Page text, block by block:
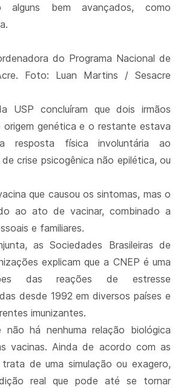
alguns bem avançados, como
do Programa Nacional de
Foto: Luan Martins / Sesacre
USP concluíram que dois irmãos
origem genética e o restante estava
resposta física involuntária ao
crise psicogênica não epilética, ou
que causou os sintomas, mas o
ao ato de vacinar, combinado a
e familiares.
as Sociedades Brasileiras de
explicam que a CNEP é uma
das reações de estresse
desde 1992 em diversos países e
imunizantes.
não há nenhuma relação biológica
vacinas. Ainda de acordo com as
de uma simulação ou exagero,
real que pode até se tornar